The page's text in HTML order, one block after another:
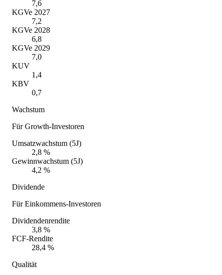
7,6
KGVe 2027
7,2
KGVe 2028
6,8
KGVe 2029
7,0
KUV
1,4
KBV
0,7
Wachstum
Für Growth-Investoren
Umsatzwachstum (5J)
2,8 %
Gewinnwachstum (5J)
4,2 %
Dividende
Für Einkommens-Investoren
Dividendenrendite
3,8 %
FCF-Rendite
28,4 %
Qualität